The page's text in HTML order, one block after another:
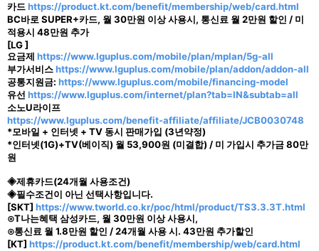
카드https://product.kt.com/benefit/membership/web/card.html
BC바로 SUPER+카드, 월 30만원 이상 사용시, 통신료 월 2만원 할인 / 미
적용시 48만원 추가
[LG ]
요금제 https://www.lguplus.com/mobile/plan/mplan/5g-all
부가서비스https://www.lguplus.com/mobile/plan/addon/addon-all
공통지원금: https://www.lguplus.com/mobile/financing-model
유선 https://www.lguplus.com/internet/plan?tab=IN&subtab=all
소노U라이프
https://www.lguplus.com/benefit-affiliate/affiliate/JCB0030748
*모바일 + 인터넷 + TV 동시 판매가입 (3년약정)
*인터넷(1G)+TV(베이직) 월 53,900원 (미결합) / 미 가입시 추가금 80만
원
◈제휴카드(24개월 사용조건)
◈필수조건이 아닌 선택사항입니다.
[SKT] https://www.tworld.co.kr/poc/html/product/TS3.3.3T.html
⊙T나는혜택 삼성카드, 월 30만원 이상 사용시,
⊙통신료 월 1.8만원 할인 / 24개월 사용 시. 43만원 추가할인
[KT] https://product.kt.com/benefit/membership/web/card.html